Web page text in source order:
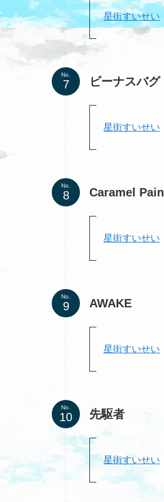
星街すいせい
No. ビーナスバグ
星街すいせい
No. Caramel Pain
星街すいせい
No. AWAKE
星街すいせい
No. 先駆者
星街すいせい